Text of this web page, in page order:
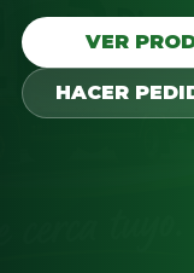
VER
HACER